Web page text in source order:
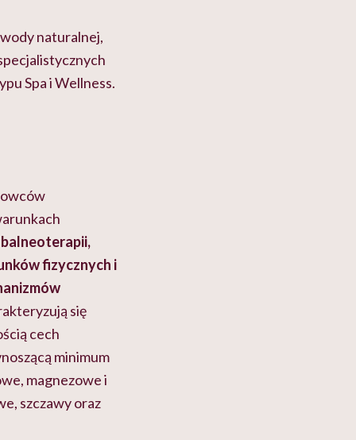
myślenie
naturalnej,
Spa i Wellness.
fizycznych i
się
cech
minimum
magnezowe i
szczawy oraz